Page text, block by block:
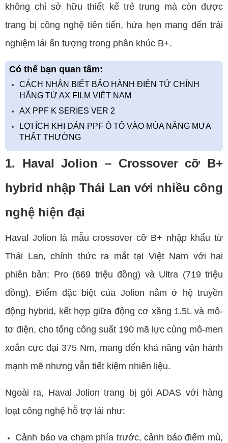
không chỉ sở hữu thiết kế trẻ trung mà còn được
trang bị công nghệ tiên tiến, hứa hẹn mang đến trải
nghiệm lái ấn tượng trong phân khúc B+.
Có thể bạn quan tâm:
CÁCH NHẬN BIẾT BẢO HÀNH ĐIỆN TỬ CHÍNH
HÃNG TỪ AX FILM VIỆT NAM
AX PPF K SERIES VER 2
LỢI ÍCH KHI DÁN PPF Ô TÔ VÀO MÙA NẮNG MƯA
THẤT THƯỜNG
1. Haval Jolion – Crossover cỡ B+
hybrid nhập Thái Lan với nhiều công
nghệ hiện đại
Haval Jolion là mẫu crossover cỡ B+ nhập khẩu từ
Thái Lan, chính thức ra mắt tại Việt Nam với hai
phiên bản: Pro (669 triệu đồng) và Ultra (719 triệu
đồng). Điểm đặc biệt của Jolion nằm ở hệ truyền
động hybrid, kết hợp giữa động cơ xăng 1.5L và mô-
tơ điện, cho tổng công suất 190 mã lực cùng mô-men
xoắn cực đại 375 Nm, mang đến khả năng vận hành
mạnh mẽ nhưng vẫn tiết kiệm nhiên liệu.
Ngoài ra, Haval Jolion trang bị gói ADAS với hàng
loạt công nghệ hỗ trợ lái như:
Cảnh báo va chạm phía trước, cảnh báo điểm mù,